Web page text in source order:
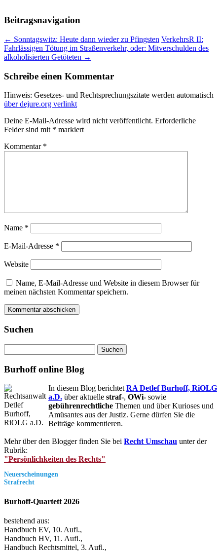
Beitragsnavigation
← Sonntagswitz: Heute dann wieder zu Pfingsten VerkehrsR II:
Fahrlässigen Tötung im Straßenverkehr, oder: Mitverschulden des
alkoholisierten Getöteten →
Schreibe einen Kommentar
Hinweis: Gesetzes- und Rechtsprechungszitate werden automatisch
über dejure.org verlinkt
Deine E-Mail-Adresse wird nicht veröffentlicht. Erforderliche
Felder sind mit * markiert
Kommentar *
Name *
E-Mail-Adresse *
Website
Name, E-Mail-Adresse und Website in diesem Browser für
meinen nächsten Kommentar speichern.
Suchen
nach:
Burhoff online Blog
In diesem Blog berichtet RA Detlef Burhoff, RiOLG
a.D. über aktuelle straf-, OWi- sowie
gebührenrechtliche Themen und über Kurioses und
Amüsantes aus der Justiz. Gerne dürfen Sie die
Beiträge kommentieren.
Mehr über den Blogger finden Sie bei Recht Umschau unter der
Rubrik:
"Persönlichkeiten des Rechts"
Neuerscheinungen
Strafrecht
Burhoff-Quartett 2026
bestehend aus:
Handbuch EV, 10. Aufl.,
Handbuch HV, 11. Aufl.,
Handbuch Rechtsmittel, 3. Aufl.,